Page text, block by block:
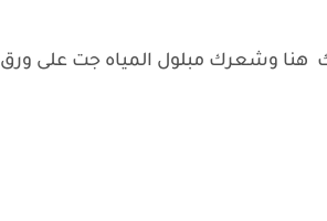
هنا وشعرك مبلول المياه جت على ورق